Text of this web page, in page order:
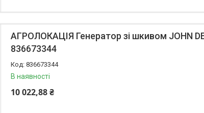
АГРОЛОКАЦІЯ Генератор зі шкивом JOHN
836673344
836673344
В наявності
10 022,88 ₴